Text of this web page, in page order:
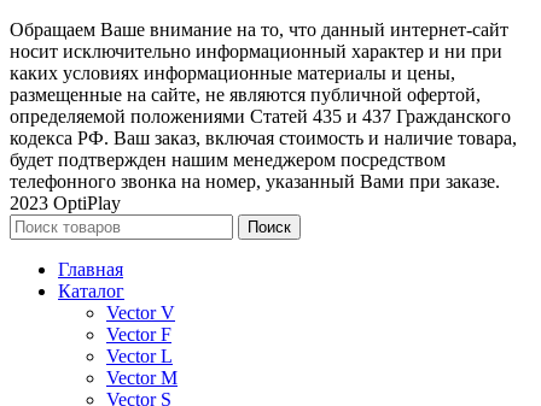
Обращаем Ваше внимание на то, что данный интернет-сайт
носит исключительно информационный характер и ни при
каких условиях информационные материалы и цены,
размещенные на сайте, не являются публичной офертой,
определяемой положениями Статей 435 и 437 Гражданского
кодекса РФ. Ваш заказ, включая стоимость и наличие товара,
будет подтвержден нашим менеджером посредством
телефонного звонка на номер, указанный Вами при заказе.
2023 OptiPlay
Поиск
Главная
Каталог
Vector V
Vector F
Vector L
Vector M
Vector S